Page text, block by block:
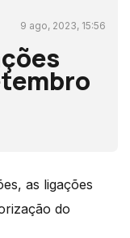
9 ago, 2023, 15:56
as ligações
do